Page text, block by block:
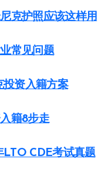
克护照应该这样用
常见问题
投资入籍方案
籍8步走
LTO CDE考试真题